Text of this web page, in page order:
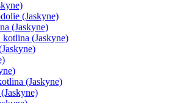
(Jaskyne)
(Jaskyne)
(Jaskyne)
(Jaskyne)